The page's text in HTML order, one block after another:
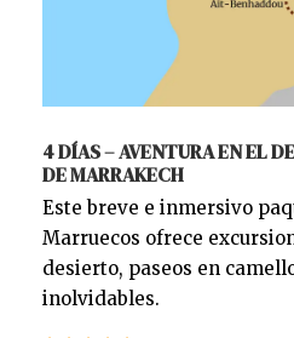
4 DÍAS – AVENTURA EN EL
DE MARRAKECH
Este breve e inmersivo
Marruecos ofrece
desierto, paseos en
inolvidables.